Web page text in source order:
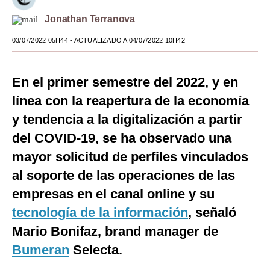
EEUU
México
Internacional
Tecnología
Club del Suscriptor
G de Gestión
Notas Contratadas
Gestión TV
Jonathan Terranova
03/07/2022 05H44- ACTUALIZADO A 04/07/2022 10H42
En el primer semestre del 2022, y en
línea con la reapertura de la economía
y tendencia a la digitalización a partir
del COVID-19, se ha observado una
mayor solicitud de perfiles vinculados
al soporte de las operaciones de las
empresas en el canal online y su
tecnología de la información, señaló
Mario Bonifaz, brand manager de
Bumeran Selecta.